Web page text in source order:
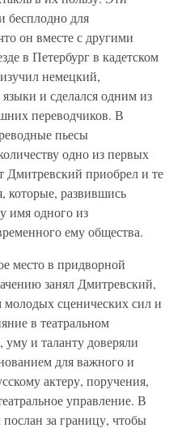
бесплодно для
он вместе с другими
в Петербург в кадетском
немецкий,
и сделался одним из
переводчиков. В
пьесы
одно из первых
Дмитревский приобрел и те
которые, развившись
имя одного из
ему общества.
место в придворной
занял Дмитревский,
молодых сценических сил и
в театральном
и таланту доверяли
для важного и
актеру, поручения,
управление. В
за границу, чтобы